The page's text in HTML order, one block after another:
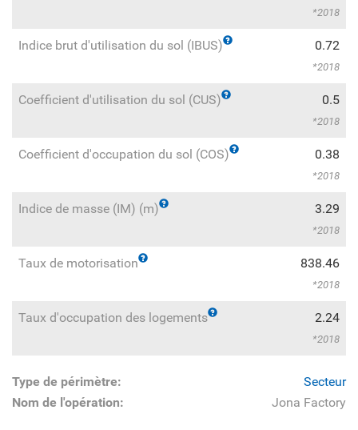
2018
Indice brut d'utilisation du sol (IBUS) 0.72
2018
Coefficient d'utilisation du sol (CUS) 0.5
2018
Coefficient d'occupation du sol (COS) 0.38
2018
Indice de masse (IM) (m) 3.29
2018
Taux de motorisation 838.46
2018
Taux d'occupation des logements 2.24
2018
Type de périmètre:
Secteur
Nom de l'opération:
Jona Factory